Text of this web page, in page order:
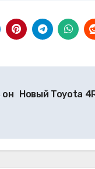
он Новый Toyota